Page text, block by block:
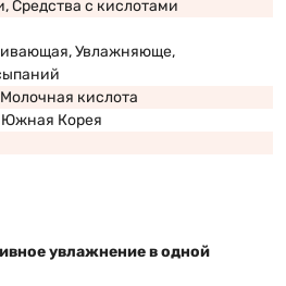
Средства с кислотами
Увлажняюще,
Молочная кислота
Южная Корея
увлажнение в одной